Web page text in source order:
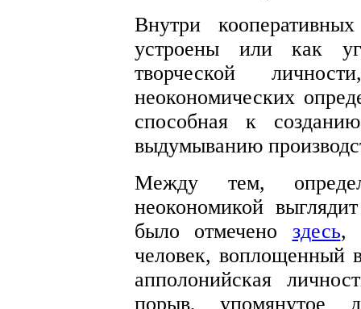
Внутри
устроены или как
творческой
неокономических
способная к
выдумыванию
Между тем,
неокономикой
было отмечено здесь,
человек, воплощенный
апполонийская
порыв, упомянутое